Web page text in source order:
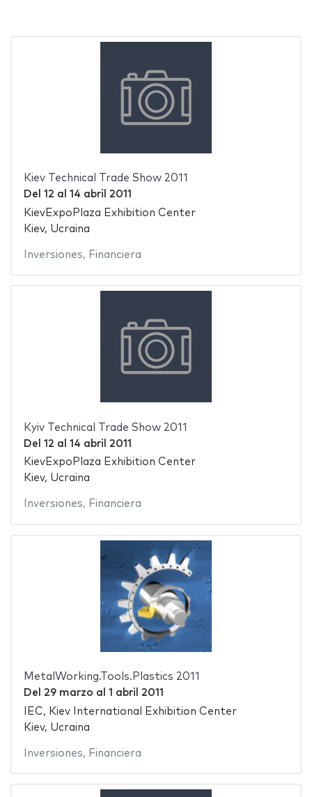
Kiev Technical Trade Show 2011
Del 12 al 14 abril 2011
KievExpoPlaza Exhibition Center
Kiev, Ucraina
Inversiones, Financiera
Kyiv Technical Trade Show 2011
Del 12 al 14 abril 2011
KievExpoPlaza Exhibition Center
Kiev, Ucraina
Inversiones, Financiera
MetalWorking.Tools.Plastics 2011
Del 29 marzo al 1 abril 2011
IEC, Kiev International Exhibition Center
Kiev, Ucraina
Inversiones, Financiera